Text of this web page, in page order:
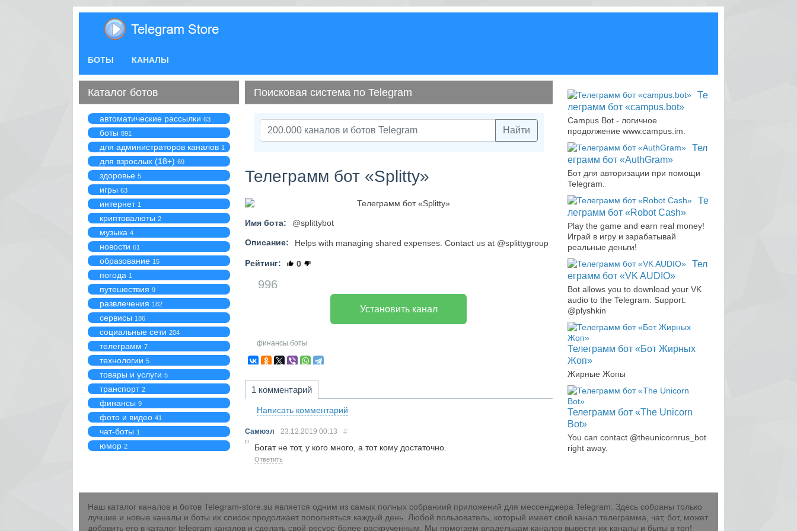
БОТЫ КАНАЛЫ
Каталог ботов
автоматические рассылки 63
боты 891
для администраторов каналов 1
для взрослых (18+) 69
здоровье 5
игры 63
интернет 1
криптовалюты 2
музыка 4
новости 61
образование 15
погода 1
путешествия 9
развлечения 182
сервисы 186
социальные сети 204
телеграмм 7
технологии 5
товары и услуги 5
транспорт 2
финансы 9
фото и видео 41
чат-боты 1
юмор 2
Поисковая система по Telegram
Найти
Телеграмм бот «Splitty»
Имя бота: @splittybot
Описание: Helps with managing shared expenses. Contact us at @splittygroup
Рейтинг: 0
996
Установить канал
финансы боты
1 комментарий
Написать комментарий
Самюэл 23.12.2019 00:13 #
Богат не тот, у кого много, а тот кому достаточно.
Ответить
Те
леграмм бот «campus.bot»
Campus Bot - логичное
продолжение www.campus.im.
Тел
еграмм бот «AuthGram»
Бот для авторизации при помощи
Telegram.
Те
леграмм бот «Robot Cash»
Play the game and earn real money!
Играй в игру и зарабатывай
реальные деньги!
Тел
еграмм бот «VK AUDIO»
Bot allows you to download your VK
audio to the Telegram. Support:
@plyshkin
Телеграмм бот «Бот Жирных
Жоп»
Жирные Жопы
Телеграмм бот «The Unicorn
Bot»
You can contact @theunicornrus_bot
right away.
Наш каталог каналов и ботов Telegram-store.su является одним из самых полных собраниий приложений для мессенджера Telegram. Здесь собраны только
лучшие и новые каналы и боты их список продолжает пополняться каждый день. Любой пользователь, который имеет свой канал телеграмма, чат, бот, может
добавить его в каталог telegram каналов и сделать свой ресурс более раскрученным. Мы помогаем владельцам каналов вывести их каналы и быты в топ!